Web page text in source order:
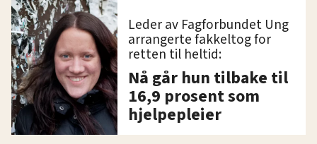
Leder av Fagforbundet Ung
arrangerte fakkeltog for
retten til heltid:
Nå går hun tilbake til
16,9 prosent som
hjelpepleier